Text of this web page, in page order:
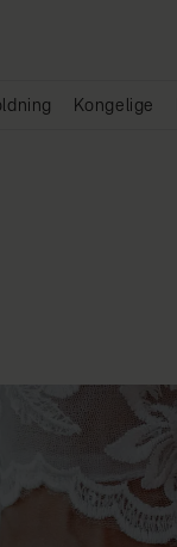
Kongelige